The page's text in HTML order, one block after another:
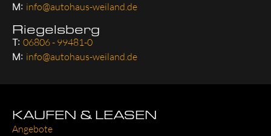
M: info@autohaus-weiland.de
Riegelsberg
T: 06806 - 99481-0
M: info@autohaus-weiland.de
KAUFEN & LEASEN
Ange­bo­te